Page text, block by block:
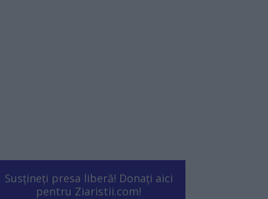
Susțineți presa liberă! Donați aici
pentru Ziaristii.com!